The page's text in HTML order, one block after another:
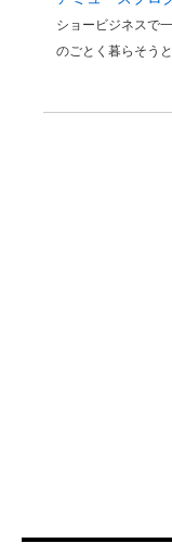
ショービジネスで
のごとく暮らそう